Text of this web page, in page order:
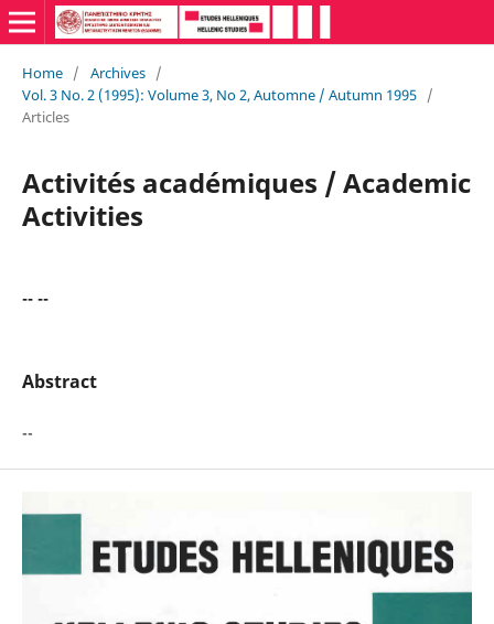
Home / Archives /
Vol. 3 No. 2 (1995): Volume 3, No 2, Automne / Autumn 1995 /
Articles
Activités académiques / Academic
Activities
-- --
Abstract
--